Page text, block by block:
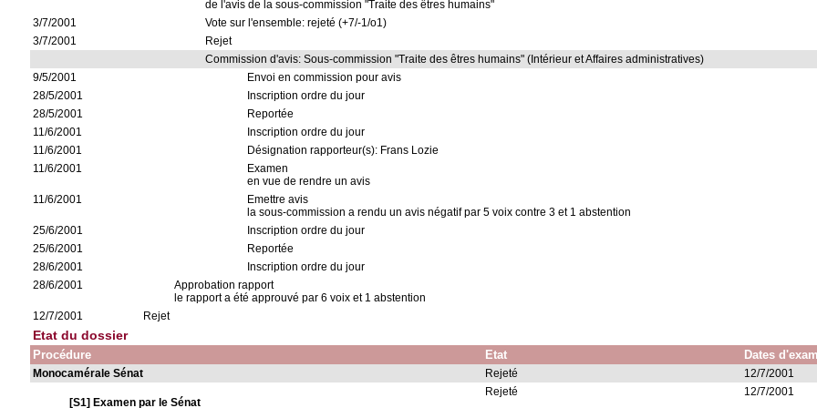
de l'avis de la sous-commission "Traite des êtres humains"
3/7/2001
Vote sur l'ensemble: rejeté (+7/-1/o1)
3/7/2001
Rejet
Commission d'avis: Sous-commission "Traite des êtres humains" (Intérieur et Affaires administratives)
9/5/2001
Envoi en commission pour avis
28/5/2001
Inscription ordre du jour
28/5/2001
Reportée
11/6/2001
Inscription ordre du jour
11/6/2001
Désignation rapporteur(s): Frans Lozie
11/6/2001
Examen
en vue de rendre un avis
11/6/2001
Emettre avis
la sous-commission a rendu un avis négatif par 5 voix contre 3 et 1 abstention
25/6/2001
Inscription ordre du jour
25/6/2001
Reportée
28/6/2001
Inscription ordre du jour
28/6/2001
Approbation rapport
le rapport a été approuvé par 6 voix et 1 abstention
12/7/2001
Rejet
Etat du dossier
Procédure Etat Dates
Monocamérale Sénat Rejeté 12/7/2001
[S1] Examen par le Sénat
Rejeté 12/7/2001